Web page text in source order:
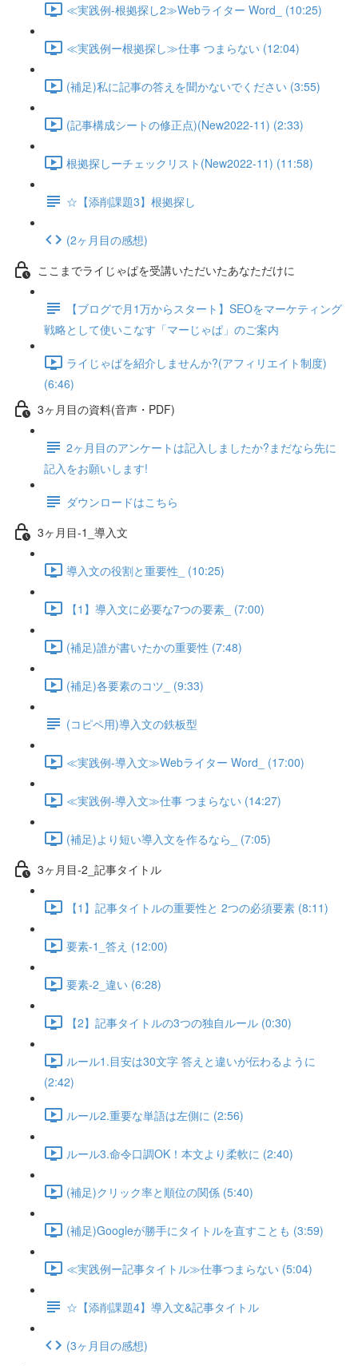
≪実践例-根拠探し2≫Webライター Word_ (10:25)
≪実践例ー根拠探し≫仕事 つまらない (12:04)
(補足)私に記事の答えを聞かないでください (3:55)
(記事構成シートの修正点)(New2022-11) (2:33)
根拠探しーチェックリスト(New2022-11) (11:58)
☆【添削課題3】根拠探し
(2ヶ月目の感想)
ここまでライじゃぱを受講いただいたあなただけに
【ブログで月1万からスタート】SEOをマーケティング
戦略として使いこなす「マーじゃぱ」のご案内
ライじゃぱを紹介しませんか?(アフィリエイト制度)
(6:46)
3ヶ月目の資料(音声・PDF)
2ヶ月目のアンケートは記入しましたか?まだなら先に
記入をお願いします!
ダウンロードはこちら
3ヶ月目-1_導入文
導入文の役割と重要性_ (10:25)
【1】導入文に必要な7つの要素_ (7:00)
(補足)誰が書いたかの重要性 (7:48)
(補足)各要素のコツ_ (9:33)
(コピペ用)導入文の鉄板型
≪実践例-導入文≫Webライター Word_ (17:00)
≪実践例-導入文≫仕事 つまらない (14:27)
(補足)より短い導入文を作るなら_ (7:05)
3ヶ月目-2_記事タイトル
【1】記事タイトルの重要性と 2つの必須要素 (8:11)
要素-1_答え (12:00)
要素-2_違い (6:28)
【2】記事タイトルの3つの独自ルール (0:30)
ルール1.目安は30文字 答えと違いが伝わるように
(2:42)
ルール2.重要な単語は左側に (2:56)
ルール3.命令口調OK！本文より柔軟に (2:40)
(補足)クリック率と順位の関係 (5:40)
(補足)Googleが勝手にタイトルを直すことも (3:59)
≪実践例ー記事タイトル≫仕事つまらない (5:04)
☆【添削課題4】導入文&記事タイトル
(3ヶ月目の感想)